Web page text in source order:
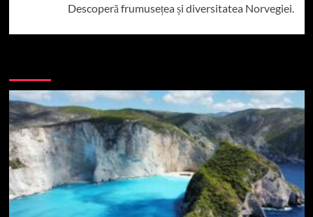
Descoperă frumusețea și diversitatea Norvegiei.